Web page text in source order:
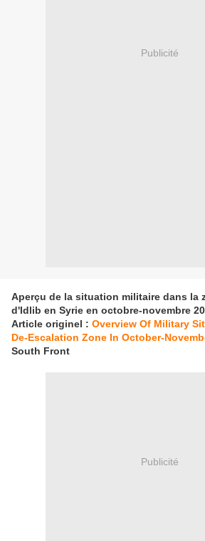
Publicité
Aperçu de la situation militaire dans la
d'Idlib en Syrie en octobre-novembre
Article originel : Overview Of Military
De-Escalation Zone In October-
South Front
Publicité